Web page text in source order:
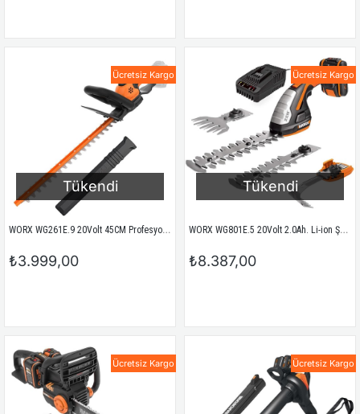
Tükendi
WORX WG261E.9 20Volt 45CM Profesyonel Çit Budama (Akü Dahil Değildir)
₺3.999,00
Ücretsiz Kargo
Tükendi
WORX WG801E.5 20Volt 2.0Ah. Li-ion Şarjlı Profesyonel Avuç İçi Çim Kesme, Çit Budama/Çapalama
₺8.387,00
Ücretsiz Kargo
Ücretsiz Kargo Ücretsiz Kargo